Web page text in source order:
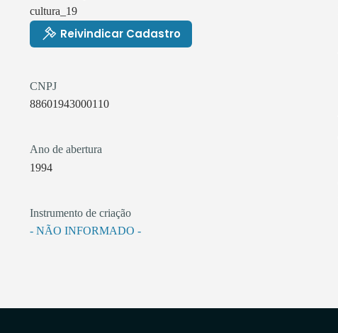
cultura_19
Reivindicar Cadastro
CNPJ
88601943000110
Ano de abertura
1994
Instrumento de criação
- NÃO INFORMADO -